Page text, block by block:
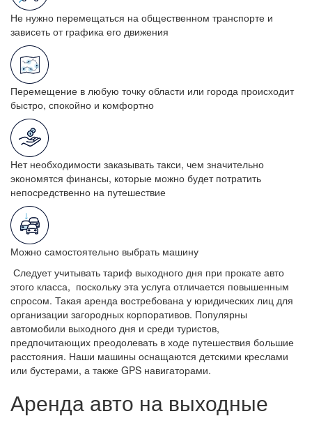
Не нужно перемещаться на общественном транспорте и
зависеть от графика его движения
Перемещение в любую точку области или города происходит
быстро, спокойно и комфортно
Нет необходимости заказывать такси, чем значительно
экономятся финансы, которые можно будет потратить
непосредственно на путешествие
Можно самостоятельно выбрать машину
Следует учитывать тариф выходного дня при прокате авто
этого класса, поскольку эта услуга отличается повышенным
спросом. Такая аренда востребована у юридических лиц для
организации загородных корпоративов. Популярны
автомобили выходного дня и среди туристов,
предпочитающих преодолевать в ходе путешествия большие
расстояния. Наши машины оснащаются детскими креслами
или бустерами, а также GPS навигаторами.
Аренда авто на выходные